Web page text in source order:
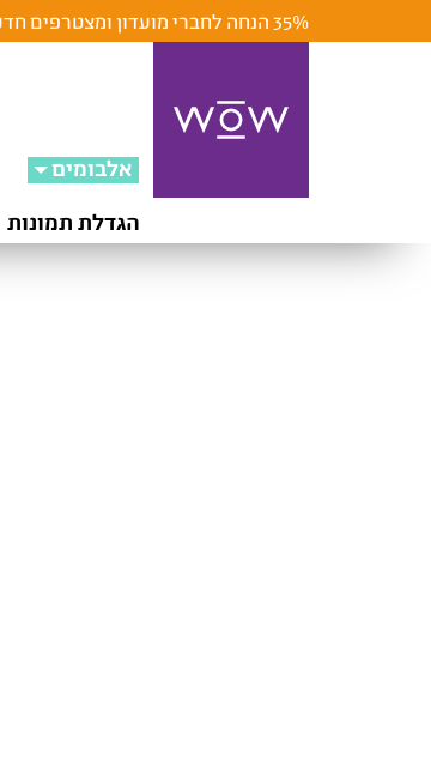
35% הנחה לחברי מועדון ומצטרפים חדשים |
אלבומים
הגדלת תמונות